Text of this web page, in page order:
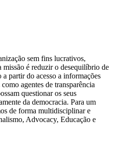
sem fins lucrativos,
missão é reduzir o desequilíbrio de
a partir do acesso a informações
agentes de transparência
questionar os seus
da democracia. Para um
de forma multidisciplinar e
Advocacy, Educação e